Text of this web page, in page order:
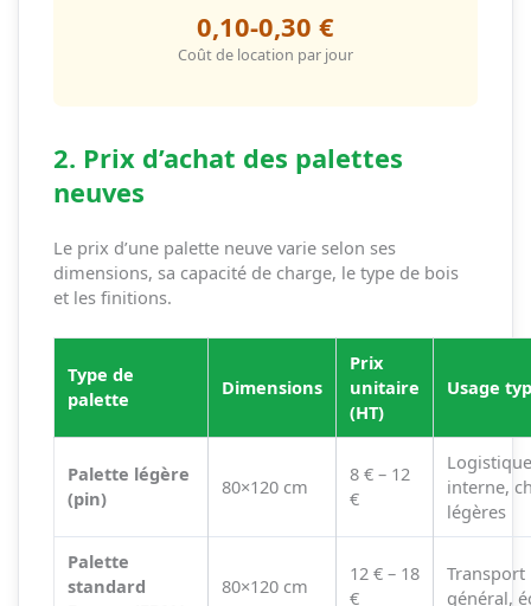
0,10-0,30 €
Coût de location par jour
2. Prix d’achat des palettes
neuves
Le prix d’une palette neuve varie selon ses
dimensions, sa capacité de charge, le type de bois
et les finitions.
Type de
palette
Dimensions
Prix
unitaire
(HT)
Usage
Palette légère
(pin)
80×120 cm
8 € – 12
€
Logistique
interne,
légères
Palette
standard
80×120 cm
12 € – 18
€
Transport
général,